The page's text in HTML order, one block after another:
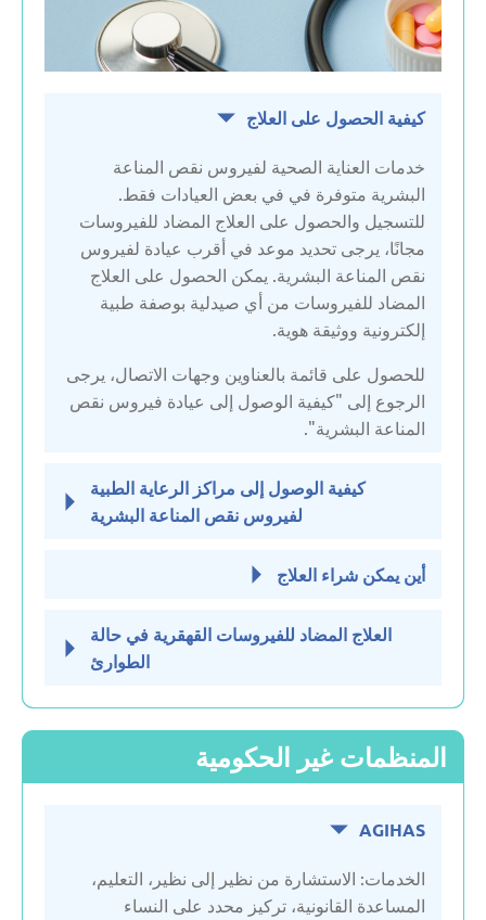
كيفية الحصول على العلاج
خدمات العناية الصحية لفيروس نقص المناعة
البشرية متوفرة في في بعض العيادات فقط.
للتسجيل والحصول على العلاج المضاد للفيروسات
مجانًا، يرجى تحديد موعد في أقرب عيادة لفيروس
نقص المناعة البشرية. يمكن الحصول على العلاج
المضاد للفيروسات من أي صيدلية بوصفة طبية
إلكترونية ووثيقة هوية.
للحصول على قائمة بالعناوين وجهات الاتصال، يرجى
الرجوع إلى "كيفية الوصول إلى عيادة فيروس نقص
المناعة البشرية".
كيفية الوصول إلى مراكز الرعاية الطبية
لفيروس نقص المناعة البشرية
أين يمكن شراء العلاج
العلاج المضاد للفيروسات القهقرية في حالة
الطوارئ
المنظمات غير الحكومية
AGIHAS
الخدمات: الاستشارة من نظير إلى نظير، التعليم،
المساعدة القانونية، تركيز محدد على النساء
فرنسا
كازاخستان
لاتفيا
ليتوانيا
هولندا